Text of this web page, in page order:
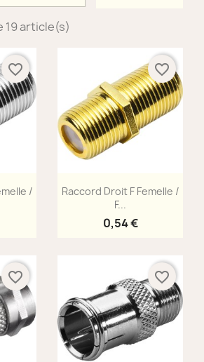
19 article(s)
/
favorite_border
Aperçu rapide
Raccord Droit F Femelle /
F...
0,54 €
favorite_border
favorite_border favorite_border